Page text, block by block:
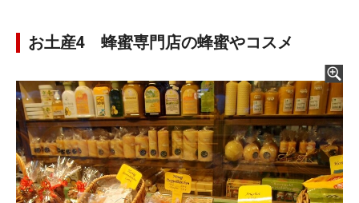
お土産4 蜂蜜専門店の蜂蜜やコスメ